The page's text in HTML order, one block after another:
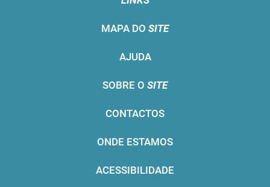
MAPA DO SITE
AJUDA
SOBRE O SITE
CONTACTOS
ONDE ESTAMOS
ACESSIBILIDADE